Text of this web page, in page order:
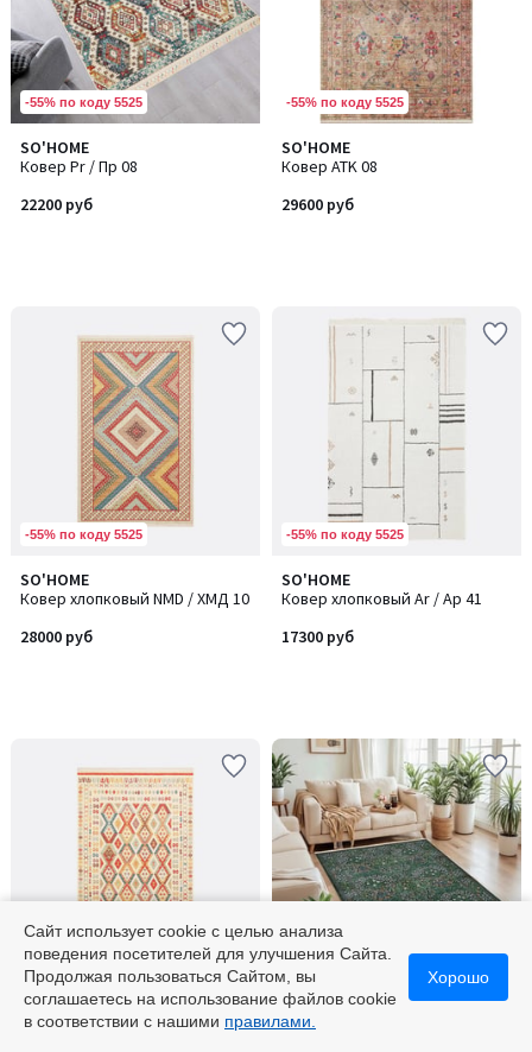
-55% по коду 5525
SO'HOME
Ковер Pr / Пр 08
22200 руб
-55% по коду 5525
SO'HOME
Ковер ATK 08
29600 руб
-55% по коду 5525
SO'HOME
Ковер хлопковый NMD / ХМД 10
28000 руб
-55% по коду 5525
SO'HOME
Ковер хлопковый Ar / Ар 41
17300 руб
-55% по коду 5525
SO'HOME
Ковер хлопковый NMD / ХМД 08
SO'HOME
Ковер хлопковый 143
Сайт использует cookie с целью анализа
поведения посетителей для улучшения Сайта.
Продолжая пользоваться Сайтом, вы
соглашаетесь на использование файлов cookie
в соответствии с нашими правилами.
Хорошо